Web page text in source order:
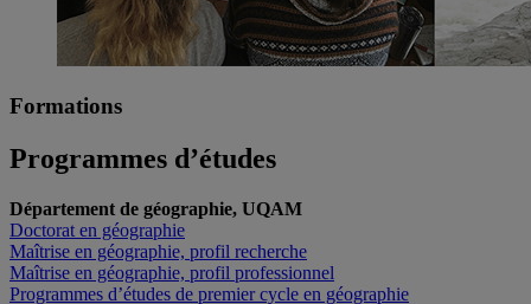
Formations
Programmes d’études
Département de géographie, UQAM
Doctorat en géographie
Maîtrise en géographie, profil recherche
Maîtrise en géographie, profil professionnel
Programmes d’études de premier cycle en géographie